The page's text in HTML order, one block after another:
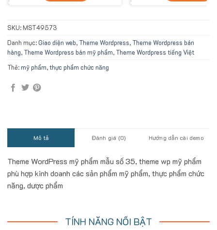
SKU: MST49573
Danh mục:Giao diện web, Theme Wordpress, Theme Wordpress bán
hàng, Theme Wordpress bán mỹ phẩm, Theme Wordpress tiếng Việt
Thẻ:mỹ phẩm,thực phẩm chức năng
Mô tả Đánh giá (0) Hướng dẫn cài demo
Theme WordPress mỹ phẩm mẫu số 35, theme wp mỹ phẩm
phù hợp kinh doanh các sản phẩm mỹ phẩm, thực phẩm chức
năng, dược phẩm
TÍNH NĂNG NỔI BẬT